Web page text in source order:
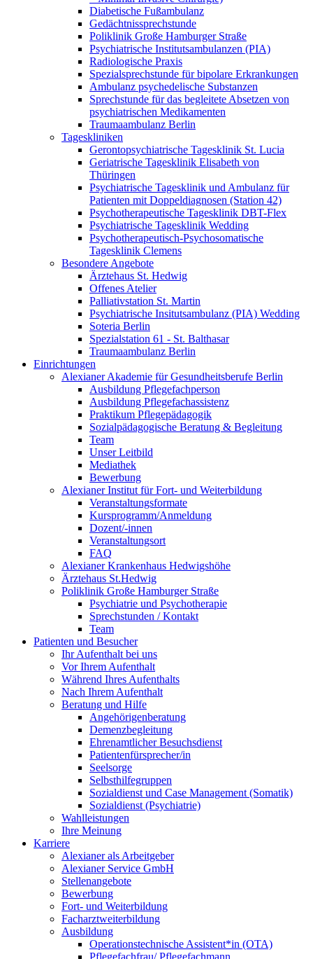
Diabetische Fußambulanz
Gedächtnissprechstunde
Poliklinik Große Hamburger Straße
Psychiatrische Institutsambulanzen (PIA)
Radiologische Praxis
Spezialsprechstunde für bipolare Erkrankungen
Ambulanz psychedelische Substanzen
Sprechstunde für das begleitete Absetzen von
psychiatrischen Medikamenten
Traumaambulanz Berlin
Tageskliniken
Gerontopsychiatrische Tagesklinik St. Lucia
Geriatrische Tagesklinik Elisabeth von
Thüringen
Psychiatrische Tagesklinik und Ambulanz für
Patienten mit Doppeldiagnosen (Station 42)
Psychotherapeutische Tagesklinik DBT-Flex
Psychiatrische Tagesklinik Wedding
Psychotherapeutisch-Psychosomatische
Tagesklinik Clemens
Besondere Angebote
Ärztehaus St. Hedwig
Offenes Atelier
Palliativstation St. Martin
Psychiatrische Insitutsambulanz (PIA) Wedding
Soteria Berlin
Spezialstation 61 - St. Balthasar
Traumaambulanz Berlin
Einrichtungen
Alexianer Akademie für Gesundheitsberufe Berlin
Ausbildung Pflegefachperson
Ausbildung Pflegefachassistenz
Praktikum Pflegepädagogik
Sozialpädagogische Beratung & Begleitung
Team
Unser Leitbild
Mediathek
Bewerbung
Alexianer Institut für Fort- und Weiterbildung
Veranstaltungsformate
Kursprogramm/Anmeldung
Dozent/-innen
Veranstaltungsort
FAQ
Alexianer Krankenhaus Hedwigshöhe
Ärztehaus St.Hedwig
Poliklinik Große Hamburger Straße
Psychiatrie und Psychotherapie
Sprechstunden / Kontakt
Team
Patienten und Besucher
Ihr Aufenthalt bei uns
Vor Ihrem Aufenthalt
Während Ihres Aufenthalts
Nach Ihrem Aufenthalt
Beratung und Hilfe
Angehörigenberatung
Demenzbegleitung
Ehrenamtlicher Besuchsdienst
Patientenfürsprecher/in
Seelsorge
Selbsthilfegruppen
Sozialdienst und Case Management (Somatik)
Sozialdienst (Psychiatrie)
Wahlleistungen
Ihre Meinung
Karriere
Alexianer als Arbeitgeber
Alexianer Service GmbH
Stellenangebote
Bewerbung
Fort- und Weiterbildung
Facharztweiterbildung
Ausbildung
Operationstechnische Assistent*in (OTA)
Pflegefachfrau/ Pflegefachmann